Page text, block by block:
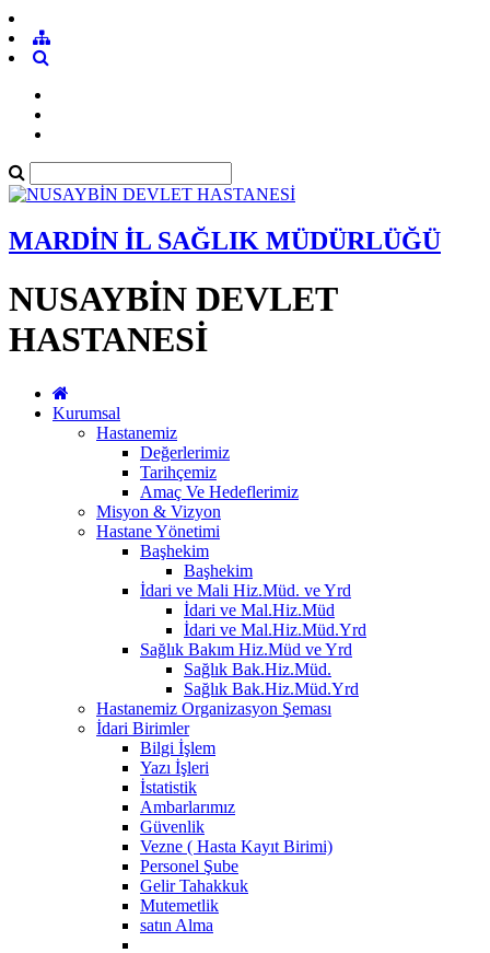
MARDİN İL SAĞLIK MÜDÜRLÜĞÜ
NUSAYBİN DEVLET
HASTANESİ
Kurumsal
Hastanemiz
Değerlerimiz
Tarihçemiz
Amaç Ve Hedeflerimiz
Misyon & Vizyon
Hastane Yönetimi
Başhekim
Başhekim
İdari ve Mali Hiz.Müd. ve Yrd
İdari ve Mal.Hiz.Müd
İdari ve Mal.Hiz.Müd.Yrd
Sağlık Bakım Hiz.Müd ve Yrd
Sağlık Bak.Hiz.Müd.
Sağlık Bak.Hiz.Müd.Yrd
Hastanemiz Organizasyon Şeması
İdari Birimler
Bilgi İşlem
Yazı İşleri
İstatistik
Ambarlarımız
Güvenlik
Vezne ( Hasta Kayıt Birimi)
Personel Şube
Gelir Tahakkuk
Mutemetlik
satın Alma